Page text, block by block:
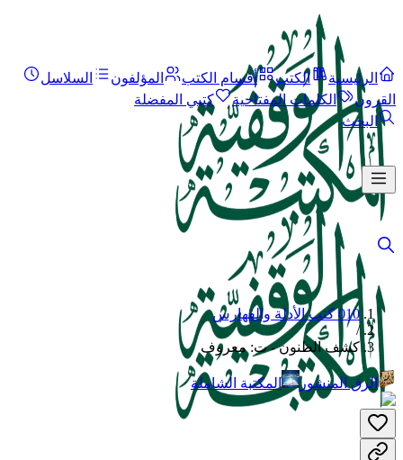
الرئيسية الكتب أقسام الكتب المؤلفون
السلاسل
القرون
الكلمات المفتاحية
كتبي المفضلة
البحث
010 كتب الأدلة والفهارس
/
كشف الظنون - ت: معروف
الرق المنشور المكتبة الشاملة